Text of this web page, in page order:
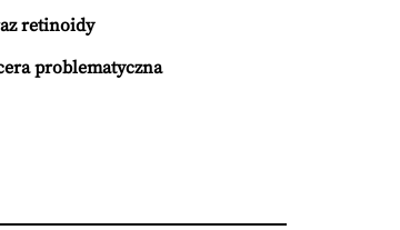
retinoidy
problematyczna